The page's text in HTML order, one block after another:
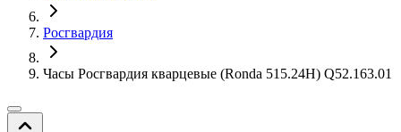
Росгвардия
Часы Росгвардия кварцевые (Ronda 515.24H) Q52.163.01